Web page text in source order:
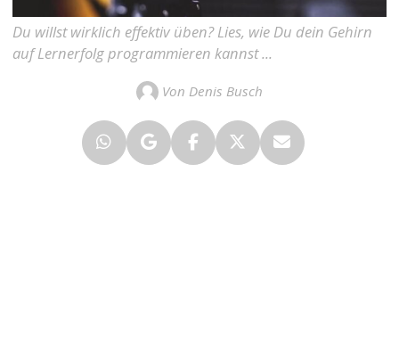
Du willst wirklich effektiv üben? Lies, wie Du dein Gehirn
auf Lernerfolg programmieren kannst ...
Von Denis Busch